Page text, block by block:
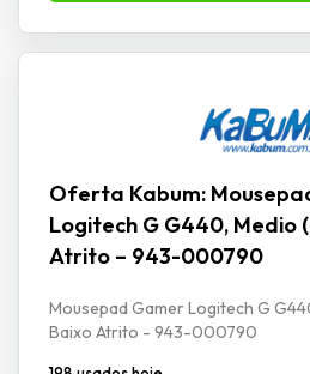
Oferta Kabum:
Logitech G G440, Medio
Atrito – 943-000790
Mousepad Gamer Logitech G
Baixo Atrito - 943-000790